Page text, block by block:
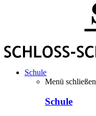
Schule
Menü schließen
Schule